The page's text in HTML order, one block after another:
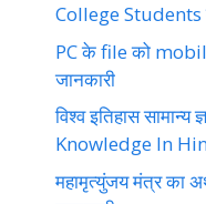
College
PC के file को
जानकारी
विश्व इतिहास
Knowledge In
महामृत्युंजय मंत्र का